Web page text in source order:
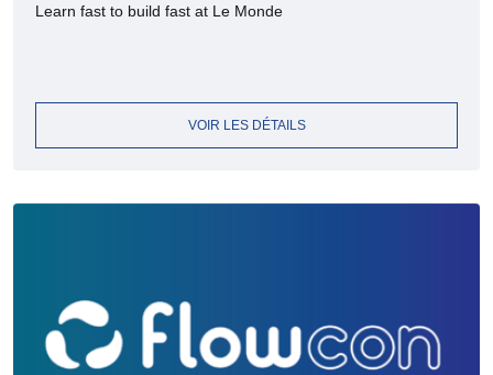
Learn fast to build fast at Le Monde
VOIR LES DÉTAILS